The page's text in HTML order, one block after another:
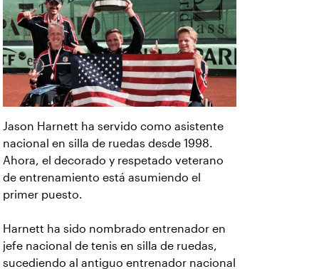
Jason Harnett ha servido como asistente
nacional en silla de ruedas desde 1998.
Ahora, el decorado y respetado veterano
de entrenamiento está asumiendo el
primer puesto.
Harnett ha sido nombrado entrenador en
jefe nacional de tenis en silla de ruedas,
sucediendo al antiguo entrenador nacional